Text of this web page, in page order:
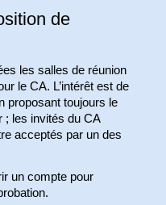
de
les salles de réunion
le CA. L’intérêt est de
proposant toujours le
; les invités du CA
acceptés par un des
un compte pour